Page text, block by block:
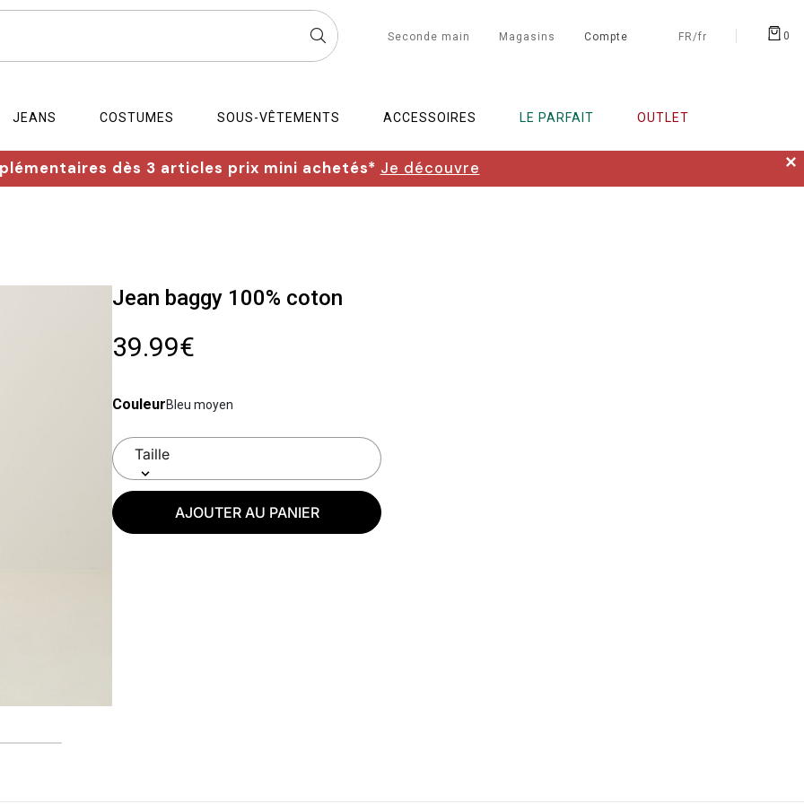
Seconde main Magasins Compte FR/fr 0
JEANS COSTUMES SOUS-VÊTEMENTS ACCESSOIRES LE PARFAIT OUTLET
dès 3 articles prix mini achetés* Je découvre ✕
Jean baggy 100% coton
39.99€
CouleurBleu moyen
AJOUTER AU PANIER